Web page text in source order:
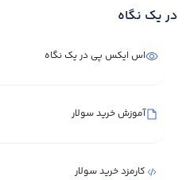
در یک نگاه
اس ایکس پی در یک نگاه
آموزش خرید سولار
کارمزد خرید سولار